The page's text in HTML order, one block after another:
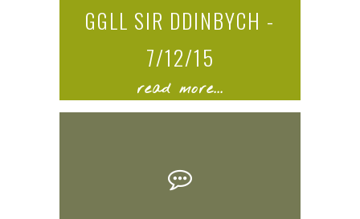
GGLL SIR DDINBYCH -
7/12/15
read more...